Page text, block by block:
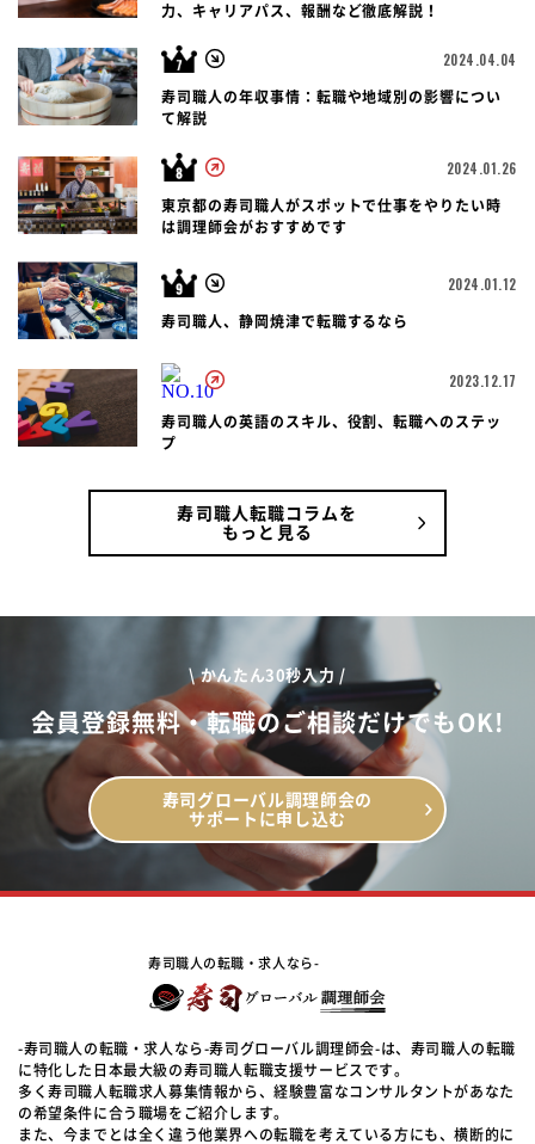
力、キャリアパス、報酬など徹底解説！
2024.04.04
寿司職人の年収事情：転職や地域別の影響につい
て解説
2024.01.26
東京都の寿司職人がスポットで仕事をやりたい時
は調理師会がおすすめです
2024.01.12
寿司職人、静岡焼津で転職するなら
2023.12.17
寿司職人の英語のスキル、役割、転職へのステッ
プ
寿司職人転職コラムを
もっと見る
\ かんたん30秒入力 /
会員登録無料・転職のご相談だけでもOK!
寿司グローバル調理師会の
サポートに申し込む
寿司職人の転職・求人なら-
-寿司職人の転職・求人なら-寿司グローバル調理師会-は、寿司職人の転職
に特化した日本最大級の寿司職人転職支援サービスです。
多く寿司職人転職求人募集情報から、経験豊富なコンサルタントがあなた
の希望条件に合う職場をご紹介します。
また、今までとは全く違う他業界への転職を考えている方にも、横断的に